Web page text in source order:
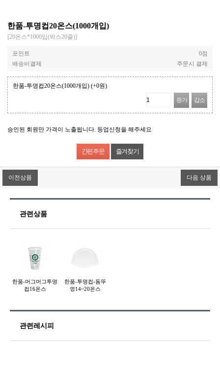
한품-투명컵20온스(1000개입)
[20온스*1000입(박스20줄)]
포인트
0점
배송비결제
주문시 결제
한품-투명컵20온스(1000개입) (+0원)
증가 감소
승인된 회원만 가격이 노출됩니다. 등업신청을 해주세요
즐겨찾기
이전상품 다음 상품
관련상품
한품-머그머그투명
컵16온스
한품-투명컵-돔뚜
껑14~20온스
관련레시피